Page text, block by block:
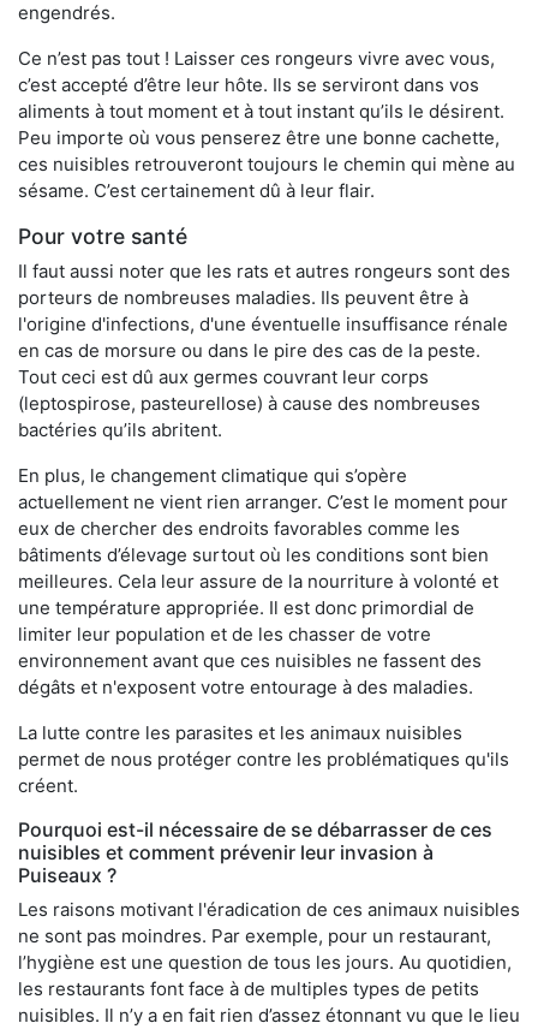
engendrés.
Ce n’est pas tout ! Laisser ces rongeurs vivre avec vous,
c’est accepté d’être leur hôte. Ils se serviront dans vos
aliments à tout moment et à tout instant qu’ils le désirent.
Peu importe où vous penserez être une bonne cachette,
ces nuisibles retrouveront toujours le chemin qui mène au
sésame. C’est certainement dû à leur flair.
Pour votre santé
Il faut aussi noter que les rats et autres rongeurs sont des
porteurs de nombreuses maladies. Ils peuvent être à
l'origine d'infections, d'une éventuelle insuffisance rénale
en cas de morsure ou dans le pire des cas de la peste.
Tout ceci est dû aux germes couvrant leur corps
(leptospirose, pasteurellose) à cause des nombreuses
bactéries qu’ils abritent.
En plus, le changement climatique qui s’opère
actuellement ne vient rien arranger. C’est le moment pour
eux de chercher des endroits favorables comme les
bâtiments d’élevage surtout où les conditions sont bien
meilleures. Cela leur assure de la nourriture à volonté et
une température appropriée. Il est donc primordial de
limiter leur population et de les chasser de votre
environnement avant que ces nuisibles ne fassent des
dégâts et n'exposent votre entourage à des maladies.
La lutte contre les parasites et les animaux nuisibles
permet de nous protéger contre les problématiques qu'ils
créent.
Pourquoi est-il nécessaire de se débarrasser de ces
nuisibles et comment prévenir leur invasion à
Puiseaux ?
Les raisons motivant l'éradication de ces animaux nuisibles
ne sont pas moindres. Par exemple, pour un restaurant,
l’hygiène est une question de tous les jours. Au quotidien,
les restaurants font face à de multiples types de petits
nuisibles. Il n’y a en fait rien d’assez étonnant vu que le lieu